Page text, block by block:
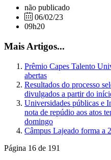
não publicado
06/02/23
09h20
Mais Artigos...
Prêmio Capes Talento
abertas
Resultados do processo
divulgados a partir do
Universidades públicas e
nota de repúdio aos atos
domingo
Câmpus Lajeado forma a
Página 16 de 191